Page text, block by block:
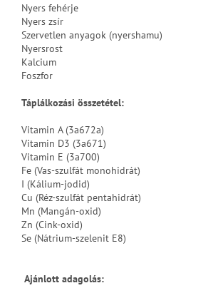
Nyers fehérje
Nyers zsír
Szervetlen anyagok (nyershamu)
Nyersrost
Kalcium
Foszfor
Táplálkozási összetétel:
Vitamin A (3a672a)
Vitamin D3 (3a671)
Vitamin E (3a700)
Fe (Vas-szulfát monohidrát)
I (Kálium-jodid)
Cu (Réz-szulfát pentahidrát)
Mn (Mangán-oxid)
Zn (Cink-oxid)
Se (Nátrium-szelenit E8)
Ajánlott adagolás: